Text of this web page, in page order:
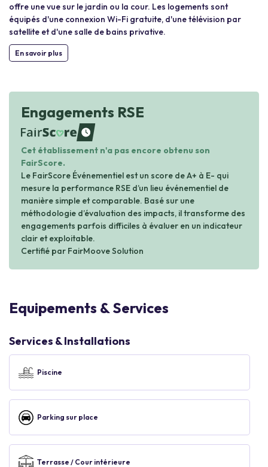
offre une vue sur le jardin ou la cour. Les logements sont
équipés d'une connexion Wi-Fi gratuite, d'une télévision par
satellite et d'une salle de bains privative.
En savoir plus
Engagements RSE
waiting
Cet établissement n'a pas encore obtenu son
FairScore.
Le FairScore Événementiel est un score de A+ à E- qui
mesure la performance RSE d’un lieu événementiel de
manière simple et comparable. Basé sur une
méthodologie d’évaluation des impacts, il transforme des
engagements parfois difficiles à évaluer en un indicateur
clair et exploitable.
Certifié par FairMoove Solution
Equipements & Services
Services & Installations
Piscine
Parking sur place
Terrasse / Cour intérieure